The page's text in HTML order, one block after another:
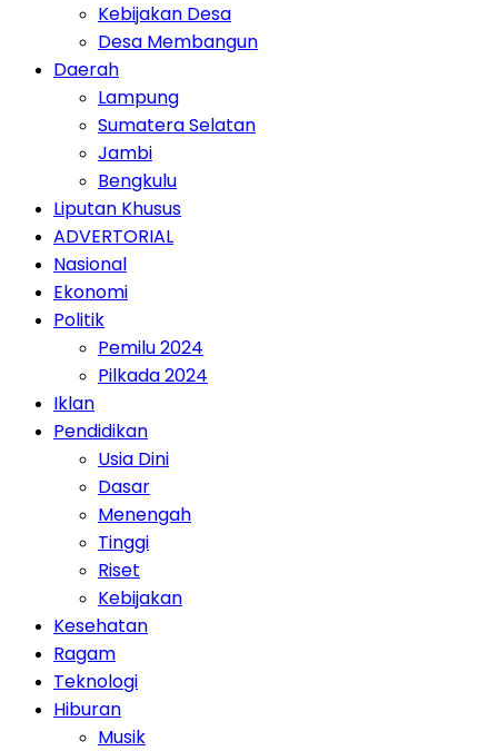
Kebijakan Desa
Desa Membangun
Daerah
Lampung
Sumatera Selatan
Jambi
Bengkulu
Liputan Khusus
ADVERTORIAL
Nasional
Ekonomi
Politik
Pemilu 2024
Pilkada 2024
Iklan
Pendidikan
Usia Dini
Dasar
Menengah
Tinggi
Riset
Kebijakan
Kesehatan
Ragam
Teknologi
Hiburan
Musik